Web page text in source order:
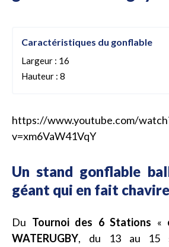
Caractéristiques du gonflable
Largeur : 16
Hauteur : 8
https://www.youtube.com/
v=xm6VaW41VqY
Un stand gonflable
géant qui en fait
Du Tournoi des 6 Stations «
WATERUGBY, du 13 au 15